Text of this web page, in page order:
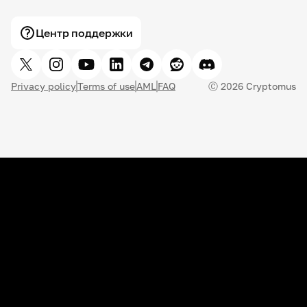
Центр поддержки
Privacy policyTerms of useAML FAQ Ⓒ 2026 Cryptomus